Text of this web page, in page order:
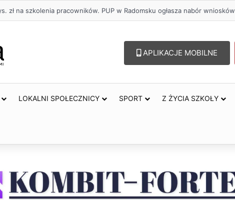
zł na szkolenia pracowników. PUP w Radomsku ogłasza nabór wniosków
APLIKACJE MOBILNE
LOKALNI SPOŁECZNICY SPORT Z ŻYCIA SZKOŁY